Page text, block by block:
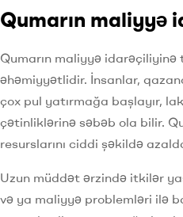
Qumarın maliyyə
Qumarın maliyyə
əhəmiyyətlidir. İnsanlar,
çox pul yatırmağa başlayır,
çətinliklərinə səbəb ola bilir.
resurslarını ciddi şəkildə
Uzun müddət ərzində itkilər
və ya maliyyə problemləri ilə